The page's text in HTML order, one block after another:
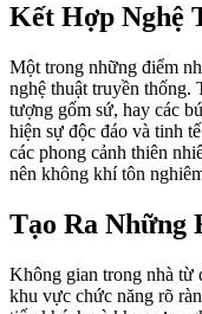
Kết Hợp Nghệ
Một trong những điểm
nghệ thuật truyền thống.
tượng gốm sứ, hay các
hiện sự độc đáo và tinh
các phong cảnh thiên
nên không khí tôn
Tạo Ra Những
Không gian trong nhà từ
khu vực chức năng rõ